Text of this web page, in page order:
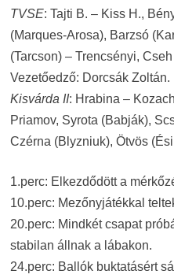
TVSE: Tajti B. – Kiss H.,
(Marques-Arosa), Barzsó
(Tarcson) – Trencsényi,
Vezetőedző: Dorcsák Zoltán.
Kisvárda II: Hrabina –
Priamov, Syrota (Babják),
Czérna (Blyzniuk), Ötvös
1.perc: Elkezdődött a
10.perc: Mezőnyjátékkal
20.perc: Mindkét csapat
stabilan állnak a lábakon.
24.perc: Ballók buktatásért